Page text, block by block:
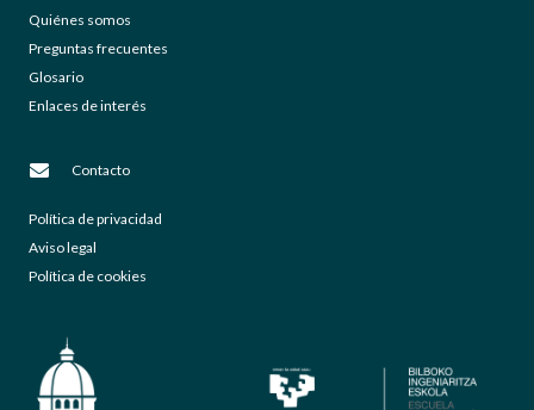
Quiénes somos
Preguntas frecuentes
Glosario
Enlaces de interés
Contacto
Política de privacidad
Aviso legal
Política de cookies